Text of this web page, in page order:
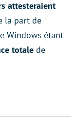
attesteraient
la part de
Windows étant
totale de